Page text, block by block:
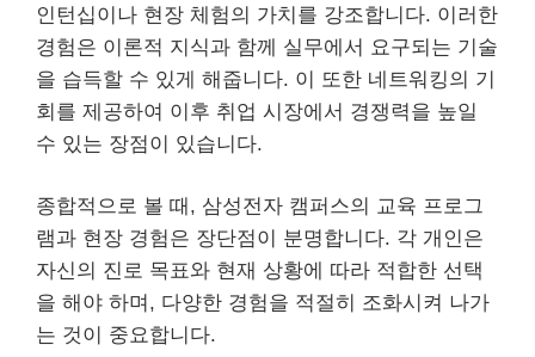
인턴십이나 현장 체험의 가치를 강조합니다. 이러한
경험은 이론적 지식과 함께 실무에서 요구되는 기술
을 습득할 수 있게 해줍니다. 이 또한 네트워킹의 기
회를 제공하여 이후 취업 시장에서 경쟁력을 높일
수 있는 장점이 있습니다.
종합적으로 볼 때, 삼성전자 캠퍼스의 교육 프로그
램과 현장 경험은 장단점이 분명합니다. 각 개인은
자신의 진로 목표와 현재 상황에 따라 적합한 선택
을 해야 하며, 다양한 경험을 적절히 조화시켜 나가
는 것이 중요합니다.